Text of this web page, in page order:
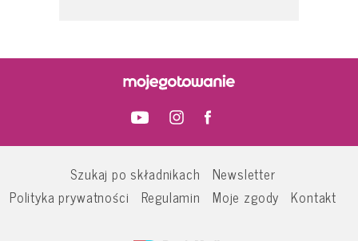
Szukaj po składnikach
Newsletter
Polityka prywatności
Regulamin Moje zgody Kontakt